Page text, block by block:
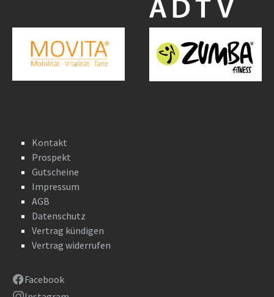
Kontakt
Prospekt
Gutscheine
Impressum
AGB
Datenschutz
Vertrag kündigen
Vertrag widerrufen
Facebook